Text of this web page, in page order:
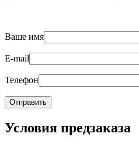
Ваше имя
E-mail
Телефон
Условия предзаказа